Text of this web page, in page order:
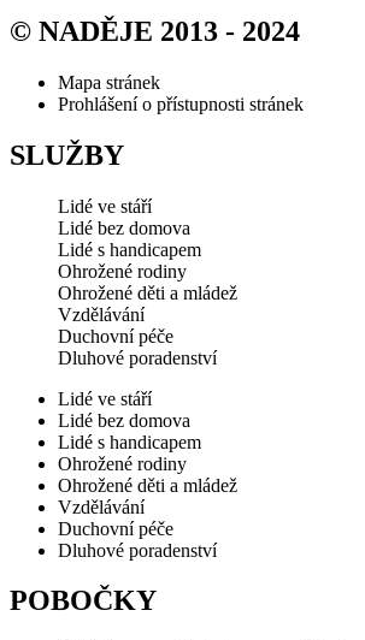
© NADĚJE 2013 - 2024
Mapa stránek
Prohlášení o přístupnosti stránek
SLUŽBY
Lidé ve stáří
Lidé bez domova
Lidé s handicapem
Ohrožené rodiny
Ohrožené děti a mládež
Vzdělávání
Duchovní péče
Dluhové poradenství
Lidé ve stáří
Lidé bez domova
Lidé s handicapem
Ohrožené rodiny
Ohrožené děti a mládež
Vzdělávání
Duchovní péče
Dluhové poradenství
POBOČKY